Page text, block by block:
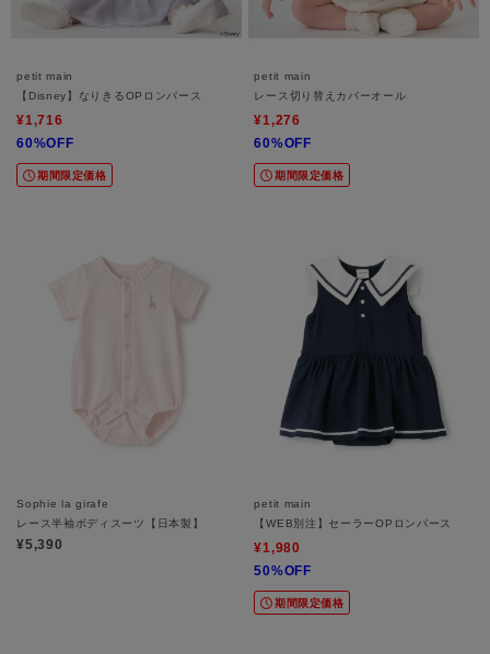
petit main
【Disney】なりきるOPロンパース
¥1,716
60%OFF
期間限定価格
petit main
レース切り替えカバーオール
¥1,276
60%OFF
期間限定価格
Sophie la girafe
レース半袖ボディスーツ【日本製】
¥5,390
petit main
【WEB別注】セーラーOPロンパース
¥1,980
50%OFF
期間限定価格